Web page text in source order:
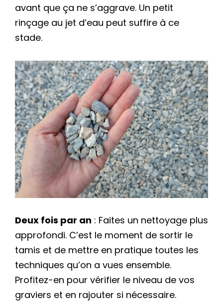
avant que ça ne s’aggrave. Un petit
rinçage au jet d’eau peut suffire à ce
stade.
Deux fois par an : Faites un nettoyage plus
approfondi. C’est le moment de sortir le
tamis et de mettre en pratique toutes les
techniques qu’on a vues ensemble.
Profitez-en pour vérifier le niveau de vos
graviers et en rajouter si nécessaire.